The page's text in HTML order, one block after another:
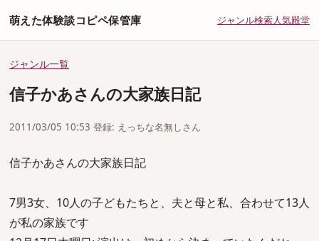
萌えた体験談コピペ保管庫 ジャンル検索人気殿堂
ジャンル一覧
信子かあさんの大家族日記
2011/03/05 10:53 登録: えっちな名無しさん
信子かあさんの大家族日記
7男3女、10人の子どもたちと、夫と母と私、合わせて13人
が私の家族です